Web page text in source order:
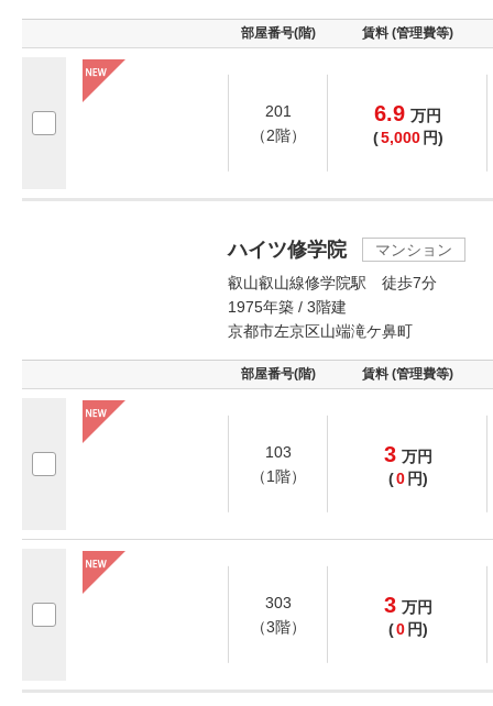
部屋番号(階) 賃料 (管理費等)
201
（2階）
6.9 万円
(5,000 円)
ハイツ修学院
マンション
叡山叡山線修学院駅 徒歩7分
1975年築 / 3階建
京都市左京区山端滝ケ鼻町
部屋番号(階) 賃料 (管理費等)
103
（1階）
3 万円
(0 円)
303
（3階）
3 万円
(0 円)